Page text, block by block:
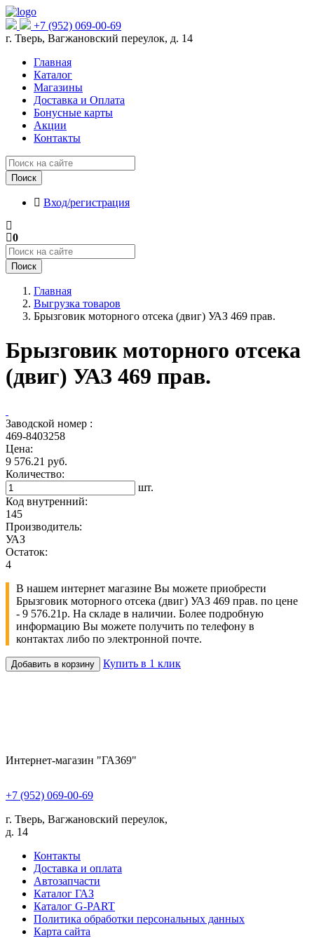
+7 (952) 069-00-69
г. Тверь, Вагжановский переулок, д. 14
Главная
Каталог
Магазины
Доставка и Оплата
Бонусные карты
Акции
Контакты
Поиск
Вход/регистрация
0
Поиск
Главная
Выгрузка товаров
Брызговик моторного отсека (двиг) УАЗ 469 прав.
Брызговик моторного отсека
(двиг) УАЗ 469 прав.
Заводской номер :
469-8403258
Цена:
9 576.21 руб.
Количество:
шт.
Код внутренний:
145
Производитель:
УАЗ
Остаток:
4
В нашем интернет магазине Вы можете приобрести
Брызговик моторного отсека (двиг) УАЗ 469 прав. по цене
- 9 576.21р. На складе в наличии. Более подробную
информацию Вы можете получить по телефону в
контактах либо по электронной почте.
Добавить в корзину Купить в 1 клик
Интернет-магазин "ГАЗ69"
+7 (952) 069-00-69
г. Тверь, Вагжановский переулок,
д. 14
Контакты
Доставка и оплата
Автозапчасти
Каталог ГАЗ
Каталог G-PART
Политика обработки персональных данных
Карта сайта